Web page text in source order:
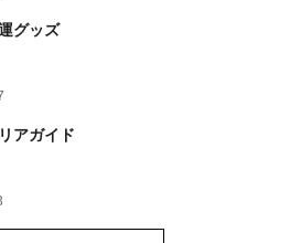
グッズ
アガイド